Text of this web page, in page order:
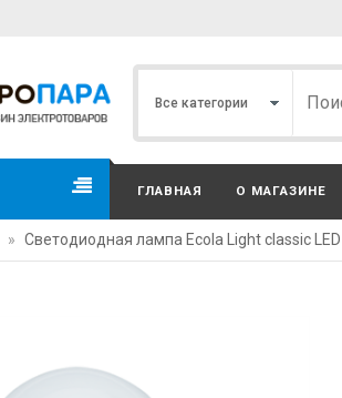
ГЛАВНАЯ О МАГАЗИНЕ
» Светодиодная лампа Ecola Light classic